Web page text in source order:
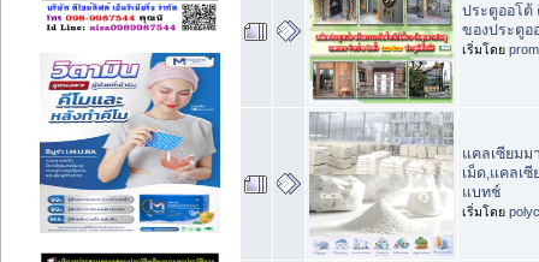
ประตูออโต้
ของประตูอ
เริ่มโดย
แคลเซียมม
เม็ด,แคลเซี
แบทช์
เริ่มโดย